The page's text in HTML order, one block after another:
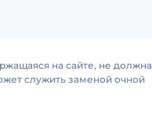
на сайте, не должна
служить заменой очной